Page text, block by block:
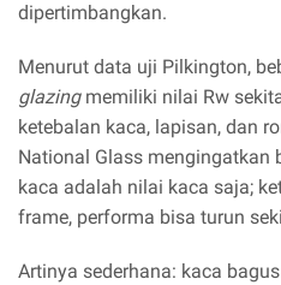
dipertimbangkan.
Menurut data uji Pilkington,
glazingmemiliki nilai Rw
ketebalan kaca, lapisan, dan
National Glass mengingatkan
kaca adalah nilai kaca saja;
frame, performa bisa turun
Artinya sederhana: kaca